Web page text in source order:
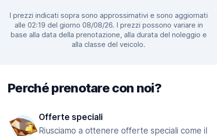
I prezzi indicati sopra sono approssimativi e sono aggiornati
alle 02:19 del giorno 08/08/26. I prezzi possono variare in
base alla data della prenotazione, alla durata del noleggio e
alla classe del veicolo.
Perché prenotare con noi?
Offerte speciali
Riusciamo a ottenere offerte speciali come il